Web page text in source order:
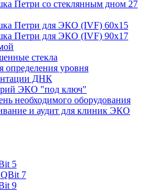
Петри со стеклянным дном 27
Петри для ЭКО (IVF) 60х15
Петри для ЭКО (IVF) 90х17
стекла
определения уровня
ДНК
ЭКО "под ключ"
необходимого оборудования
и аудит для клиник ЭКО
5
7
9